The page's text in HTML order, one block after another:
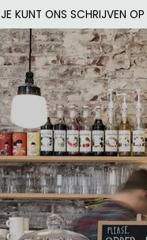
JE KUNT ONS SCHRIJVEN